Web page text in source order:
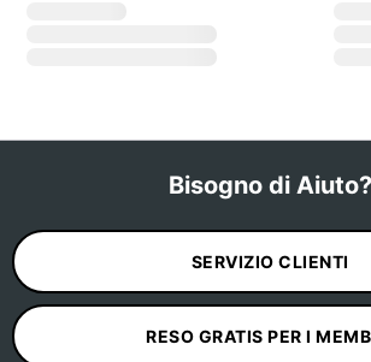
Bisogno di Aiuto?
SERVIZIO CLIENTI
RESO GRATIS PER I